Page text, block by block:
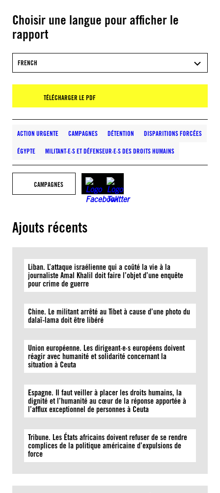
Choisir une langue pour afficher le
rapport
FRENCH
TÉLÉCHARGER LE PDF
ACTION URGENTE CAMPAGNES DÉTENTION DISPARITIONS FORCÉES
ÉGYPTE MILITANT·E·S ET DÉFENSEUR·E·S DES DROITS HUMAINS
CAMPAGNES
Ajouts récents
Liban. L’attaque israélienne qui a coûté la vie à la
journaliste Amal Khalil doit faire l’objet d’une enquête
pour crime de guerre
Chine. Le militant arrêté au Tibet à cause d’une photo du
dalaï-lama doit être libéré
Union européenne. Les dirigeant·e·s européens doivent
réagir avec humanité et solidarité concernant la
situation à Ceuta
Espagne. Il faut veiller à placer les droits humains, la
dignité et l’humanité au cœur de la réponse apportée à
l’afflux exceptionnel de personnes à Ceuta
Tribune. Les États africains doivent refuser de se rendre
complices de la politique américaine d’expulsions de
force